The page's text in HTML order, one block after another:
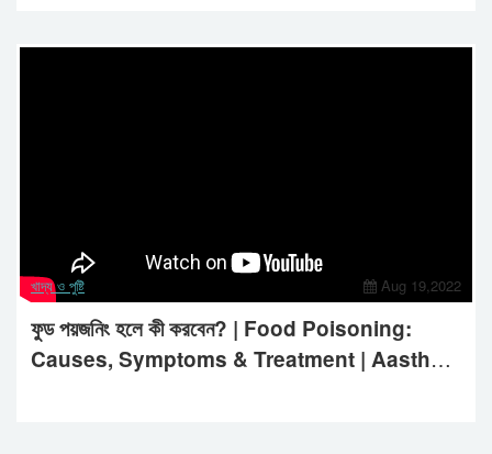
খাদ্য ও পুষ্টি Aug 19,2022
ফুড পয়জনিং হলে কী করবেন? | Food Poisoning:
Causes, Symptoms & Treatment | Aastha